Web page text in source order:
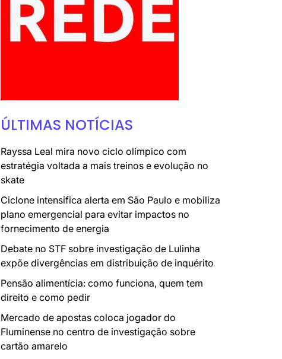
ÚLTIMAS NOTÍCIAS
Rayssa Leal mira novo ciclo olímpico com
estratégia voltada a mais treinos e evolução no
skate
Ciclone intensifica alerta em São Paulo e mobiliza
plano emergencial para evitar impactos no
fornecimento de energia
Debate no STF sobre investigação de Lulinha
expõe divergências em distribuição de inquérito
Pensão alimentícia: como funciona, quem tem
direito e como pedir
Mercado de apostas coloca jogador do
Fluminense no centro de investigação sobre
cartão amarelo